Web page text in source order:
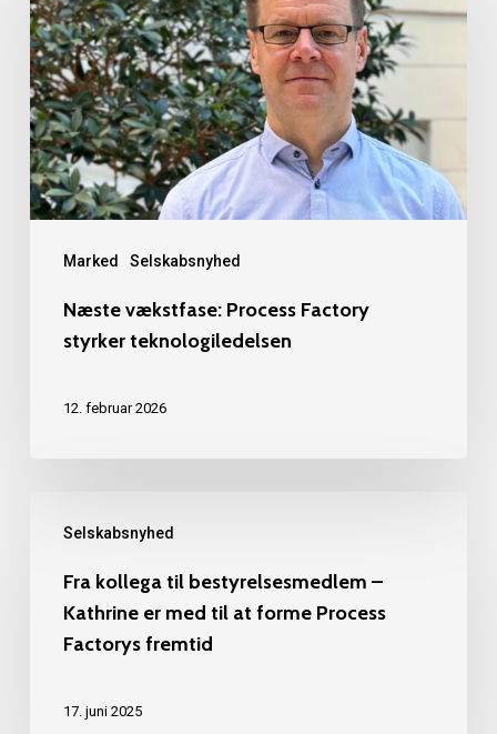
Marked Selskabsnyhed
Process
Factory
styrker
teknologiledelsen
Næste vækstfase: Process Factory
styrker teknologiledelsen
12. februar 2026
Selskabsnyhed
kollega
bestyrelsesmedlem
Fra kollega til bestyrelsesmedlem –
Kathrine er med til at forme Process
Factorys fremtid
17. juni 2025